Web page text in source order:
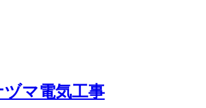
マ電気工事